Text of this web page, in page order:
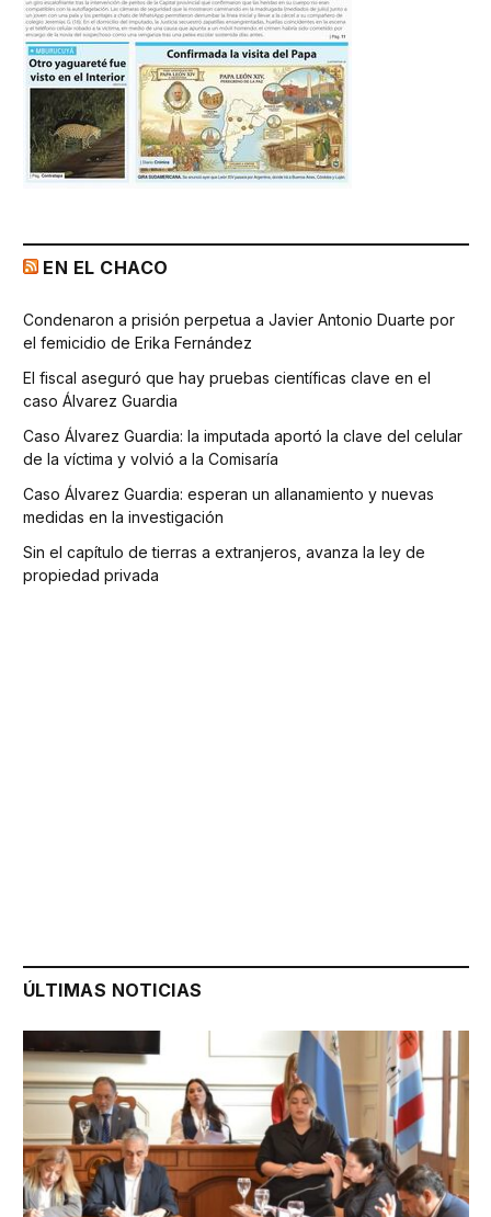
EN EL CHACO
Condenaron a prisión perpetua a Javier Antonio Duarte por
el femicidio de Erika Fernández
El fiscal aseguró que hay pruebas científicas clave en el
caso Álvarez Guardia
Caso Álvarez Guardia: la imputada aportó la clave del celular
de la víctima y volvió a la Comisaría
Caso Álvarez Guardia: esperan un allanamiento y nuevas
medidas en la investigación
Sin el capítulo de tierras a extranjeros, avanza la ley de
propiedad privada
ÚLTIMAS NOTICIAS